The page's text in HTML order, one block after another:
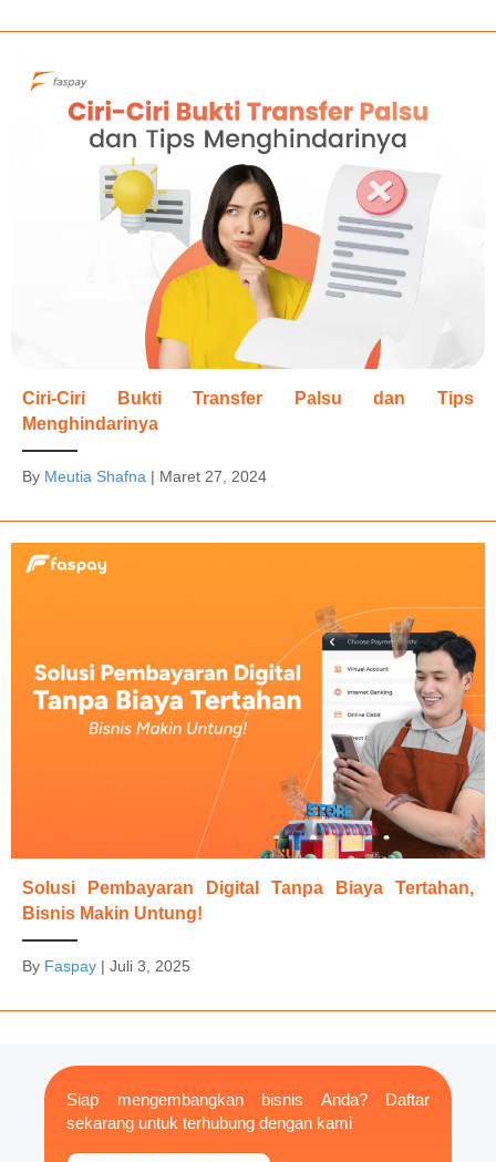
Ciri-Ciri Bukti Transfer Palsu dan Tips
Menghindarinya
By Meutia Shafna | Maret 27, 2024
Solusi Pembayaran Digital Tanpa Biaya Tertahan,
Bisnis Makin Untung!
By Faspay | Juli 3, 2025
Siap mengembangkan bisnis Anda? Daftar
sekarang untuk terhubung dengan kami